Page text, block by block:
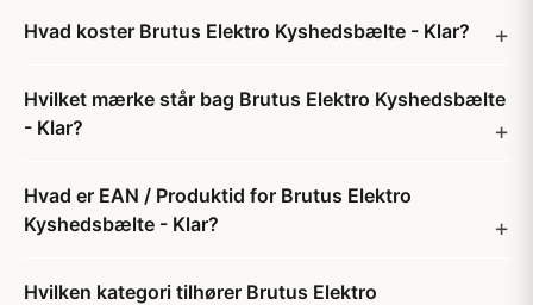
Hvad koster Brutus Elektro Kyshedsbælte - Klar?
Hvilket mærke står bag Brutus Elektro Kyshedsbælte
- Klar?
Hvad er EAN / Produktid for Brutus Elektro
Kyshedsbælte - Klar?
Hvilken kategori tilhører Brutus Elektro